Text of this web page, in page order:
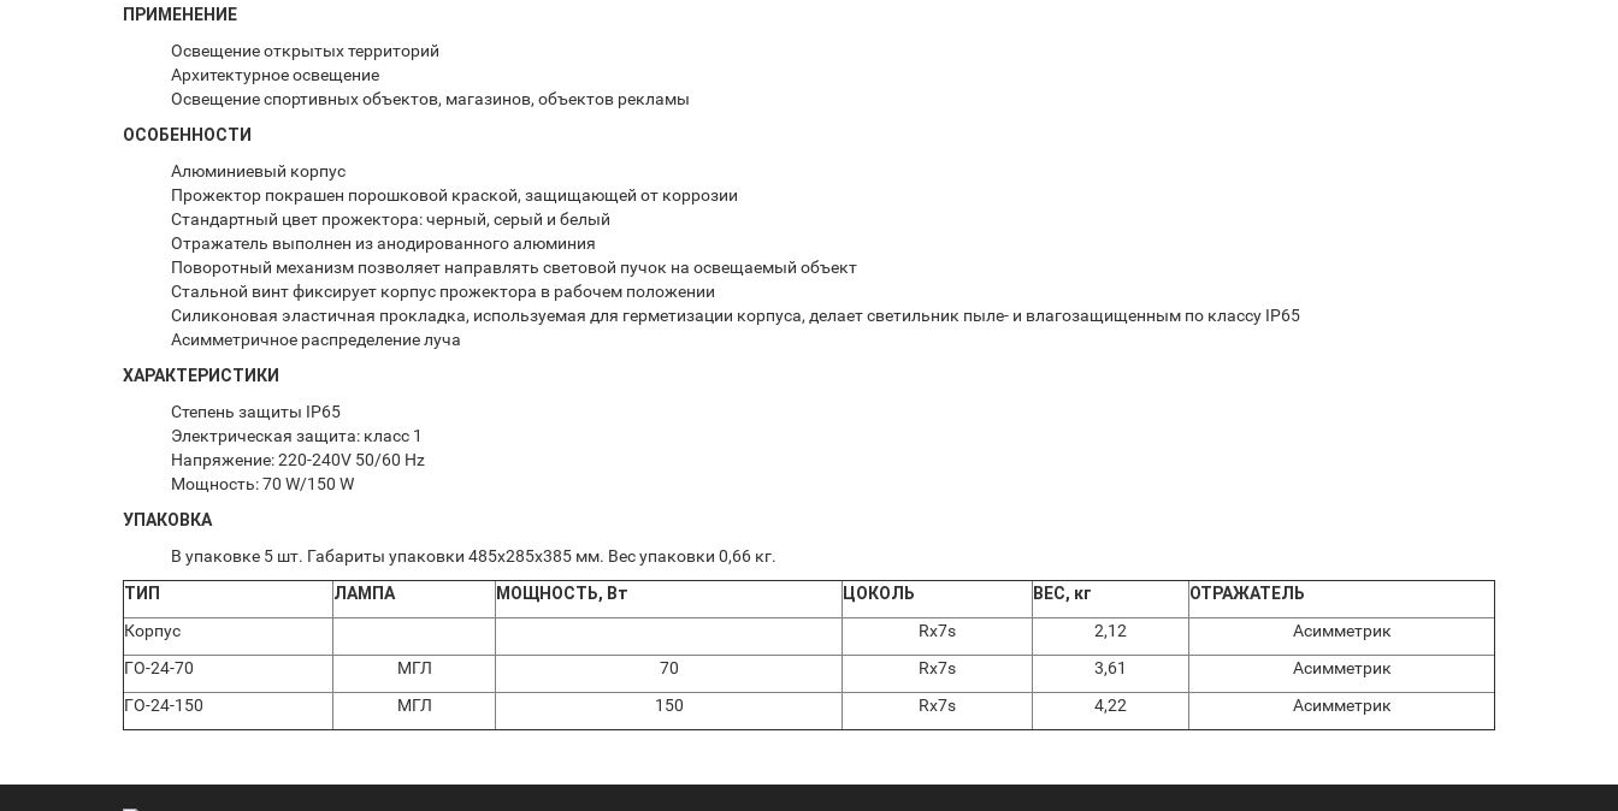
ПРИМЕНЕНИЕ
Освещение открытых территорий
Архитектурное освещение
Освещение спортивных объектов, магазинов, объектов рекламы
ОСОБЕННОСТИ
Алюминиевый корпус
Прожектор покрашен порошковой краской, защищающей от коррозии
Стандартный цвет прожектора: черный, серый и белый
Отражатель выполнен из анодированного алюминия
Поворотный механизм позволяет направлять световой пучок на освещаемый объект
Стальной винт фиксирует корпус прожектора в рабочем положении
Силиконовая эластичная прокладка, используемая для герметизации корпуса, делает светильник пыле- и влагозащищенным по классу IP65
Асимметричное распределение луча
ХАРАКТЕРИСТИКИ
Степень защиты IP65
Электрическая защита: класс 1
Напряжение: 220-240V 50/60 Hz
Мощность: 70 W/150 W
УПАКОВКА
В упаковке 5 шт. Габариты упаковки 485х285х385 мм. Вес упаковки 0,66 кг.
ТИП
ЛАМПА МОЩНОСТЬ, Вт ЦОКОЛЬ ВЕС, кг
ОТРАЖАТЕЛЬ
Корпус
Rx7s 2,12
Асимметрик
ГО-24-70
МГЛ 70 Rx7s 3,61
Асимметрик
ГО-24-150
МГЛ 150 Rx7s 4,22 Асимметрик